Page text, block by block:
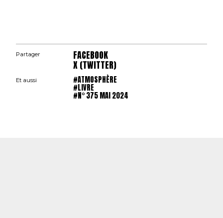
Partager FACEBOOK
X (TWITTER)
Et aussi #ATMOSPHÈRE
#LIVRE
#N° 375 MAI 2024